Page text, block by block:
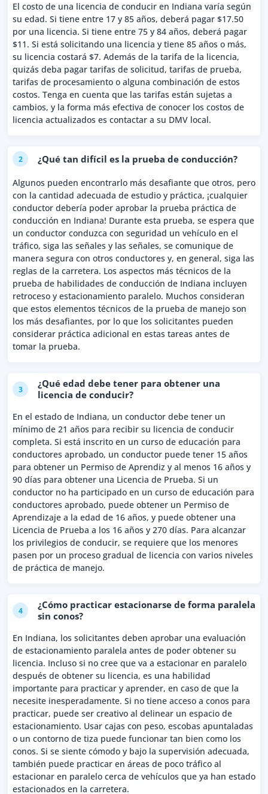
El costo de una licencia de conducir en Indiana varía según
su edad. Si tiene entre 17 y 85 años, deberá pagar $17.50
por una licencia. Si tiene entre 75 y 84 años, deberá pagar
$11. Si está solicitando una licencia y tiene 85 años o más,
su licencia costará $7. Además de la tarifa de la licencia,
quizás deba pagar tarifas de solicitud, tarifas de prueba,
tarifas de procesamiento o alguna combinación de estos
costos. Tenga en cuenta que las tarifas están sujetas a
cambios, y la forma más efectiva de conocer los costos de
licencia actualizados es contactar a su DMV local.
2 ¿Qué tan difícil es la prueba de conducción?
Algunos pueden encontrarlo más desafiante que otros, pero
con la cantidad adecuada de estudio y práctica, ¡cualquier
conductor debería poder aprobar la prueba práctica de
conducción en Indiana! Durante esta prueba, se espera que
un conductor conduzca con seguridad un vehículo en el
tráfico, siga las señales y las señales, se comunique de
manera segura con otros conductores y, en general, siga las
reglas de la carretera. Los aspectos más técnicos de la
prueba de habilidades de conducción de Indiana incluyen
retroceso y estacionamiento paralelo. Muchos consideran
que estos elementos técnicos de la prueba de manejo son
los más desafiantes, por lo que los solicitantes pueden
considerar práctica adicional en estas tareas antes de
tomar la prueba.
3
¿Qué edad debe tener para obtener una
licencia de conducir?
En el estado de Indiana, un conductor debe tener un
mínimo de 21 años para recibir su licencia de conducir
completa. Si está inscrito en un curso de educación para
conductores aprobado, un conductor puede tener 15 años
para obtener un Permiso de Aprendiz y al menos 16 años y
90 días para obtener una Licencia de Prueba. Si un
conductor no ha participado en un curso de educación para
conductores aprobado, puede obtener un Permiso de
Aprendizaje a la edad de 16 años, y puede obtener una
Licencia de Prueba a los 16 años y 270 días. Para alcanzar
los privilegios de conducir, se requiere que los menores
pasen por un proceso gradual de licencia con varios niveles
de práctica de manejo.
4
¿Cómo practicar estacionarse de forma paralela
sin conos?
En Indiana, los solicitantes deben aprobar una evaluación
de estacionamiento paralela antes de poder obtener su
licencia. Incluso si no cree que va a estacionar en paralelo
después de obtener su licencia, es una habilidad
importante para practicar y aprender, en caso de que la
necesite inesperadamente. Si no tiene acceso a conos para
practicar, puede ser creativo al delinear un espacio de
estacionamiento. Usar cajas con peso, escobas apuntaladas
o un contorno de tiza puede funcionar tan bien como los
conos. Si se siente cómodo y bajo la supervisión adecuada,
también puede practicar en áreas de poco tráfico al
estacionar en paralelo cerca de vehículos que ya han estado
estacionados en la carretera.